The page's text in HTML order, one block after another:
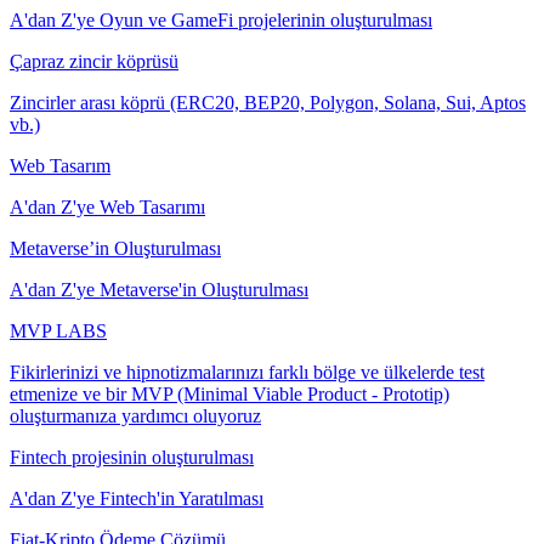
A'dan Z'ye Oyun ve GameFi projelerinin oluşturulması
Çapraz zincir köprüsü
Zincirler arası köprü (ERC20, BEP20, Polygon, Solana, Sui, Aptos
vb.)
Web Tasarım
A'dan Z'ye Web Tasarımı
Metaverse’in Oluşturulması
A'dan Z'ye Metaverse'in Oluşturulması
MVP LABS
Fikirlerinizi ve hipnotizmalarınızı farklı bölge ve ülkelerde test
etmenize ve bir MVP (Minimal Viable Product - Prototip)
oluşturmanıza yardımcı oluyoruz
Fintech projesinin oluşturulması
A'dan Z'ye Fintech'in Yaratılması
Fiat-Kripto Ödeme Çözümü